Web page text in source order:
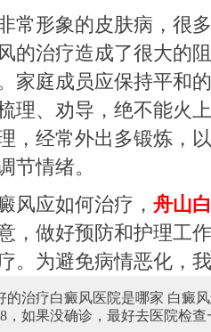
形象的皮肤病，很多
的治疗造成了很大的
家庭成员应保持平和
理、劝导，绝不能火
，经常外出多锻炼，
节情绪。
应如何治疗， 舟山
，做好预防和护理工
。为避免病情恶化，
的治疗白癜风医院是哪家 白癜
，如果没确诊，最好去医院检查